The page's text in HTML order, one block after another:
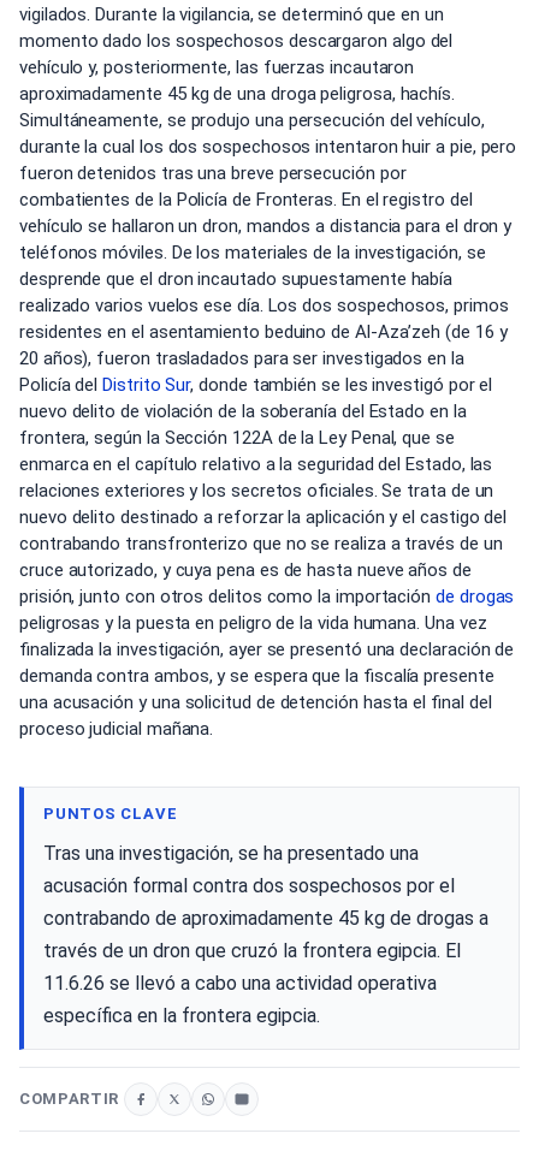
vigilados. Durante la vigilancia, se determinó que en un
momento dado los sospechosos descargaron algo del
vehículo y, posteriormente, las fuerzas incautaron
aproximadamente 45 kg de una droga peligrosa, hachís.
Simultáneamente, se produjo una persecución del vehículo,
durante la cual los dos sospechosos intentaron huir a pie, pero
fueron detenidos tras una breve persecución por
combatientes de la Policía de Fronteras. En el registro del
vehículo se hallaron un dron, mandos a distancia para el dron y
teléfonos móviles. De los materiales de la investigación, se
desprende que el dron incautado supuestamente había
realizado varios vuelos ese día. Los dos sospechosos, primos
residentes en el asentamiento beduino de Al-Aza’zeh (de 16 y
20 años), fueron trasladados para ser investigados en la
Policía delDistrito Sur, donde también se les investigó por el
nuevo delito de violación de la soberanía del Estado en la
frontera, según la Sección 122A de la Ley Penal, que se
enmarca en el capítulo relativo a la seguridad del Estado, las
relaciones exteriores y los secretos oficiales. Se trata de un
nuevo delito destinado a reforzar la aplicación y el castigo del
contrabando transfronterizo que no se realiza a través de un
cruce autorizado, y cuya pena es de hasta nueve años de
prisión, junto con otros delitos como la importaciónde drogas
peligrosas y la puesta en peligro de la vida humana. Una vez
finalizada la investigación, ayer se presentó una declaración de
demanda contra ambos, y se espera que la fiscalía presente
una acusación y una solicitud de detención hasta el final del
proceso judicial mañana.
PUNTOS CLAVE
Tras una investigación, se ha presentado una
acusación formal contra dos sospechosos por el
contrabando de aproximadamente 45 kg de drogas a
través de un dron que cruzó la frontera egipcia. El
11.6.26 se llevó a cabo una actividad operativa
específica en la frontera egipcia.
COMPARTIR